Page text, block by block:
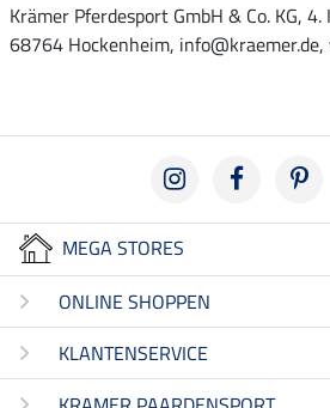
Krämer Pferdesport GmbH & Co. KG,
68764 Hockenheim,
MEGA STORES
ONLINE SHOPPEN
KLANTENSERVICE